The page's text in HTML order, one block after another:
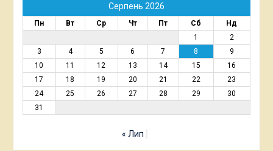
Серпень 2026
Пн Вт Ср Чт Пт Сб
Нд
1
2
3
4 5 6 7 8
9
10
11 12 13 14 15
16
17
18 19 20 21 22
23
24
25 26 27 28 29
30
31
« Лип